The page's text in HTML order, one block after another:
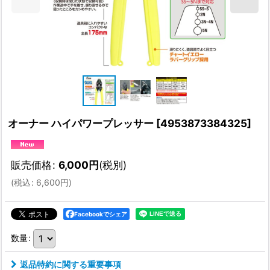
オーナー ハイパワープレッサー [4953873384325]
販売価格: 6,000円(税別)
(税込: 6,600円)
Facebookでシェア
数量:
返品特約に関する重要事項